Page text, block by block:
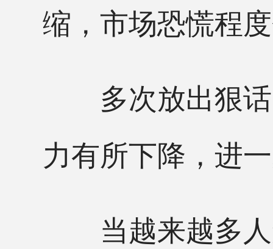
缩，市场恐慌程
多次放出狠话
力有所下降，进
当越来越多人